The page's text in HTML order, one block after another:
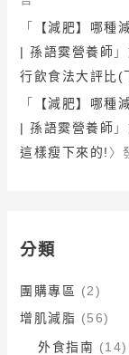
「
【減肥】哪種
| 孫語霙營養師
行飲食法大評比(
「
【減肥】哪種
| 孫語霙營養師
這樣瘦下來的! 〉
分類
團購專區 (2)
增肌減脂 (56)
外食指南 (14)